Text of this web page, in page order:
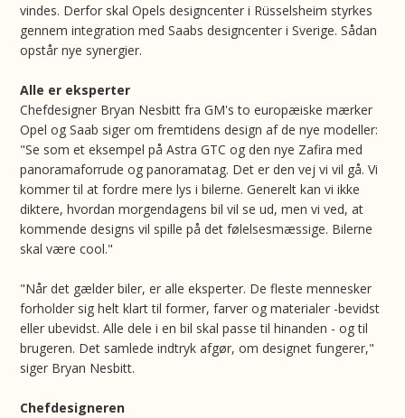
vindes. Derfor skal Opels designcenter i Rüsselsheim styrkes
gennem integration med Saabs designcenter i Sverige. Sådan
opstår nye synergier.
Alle er eksperter
Chefdesigner Bryan Nesbitt fra GM's to europæiske mærker
Opel og Saab siger om fremtidens design af de nye modeller:
"Se som et eksempel på Astra GTC og den nye Zafira med
panoramaforrude og panoramatag. Det er den vej vi vil gå. Vi
kommer til at fordre mere lys i bilerne. Generelt kan vi ikke
diktere, hvordan morgendagens bil vil se ud, men vi ved, at
kommende designs vil spille på det følelsesmæssige. Bilerne
skal være cool."
"Når det gælder biler, er alle eksperter. De fleste mennesker
forholder sig helt klart til former, farver og materialer -bevidst
eller ubevidst. Alle dele i en bil skal passe til hinanden - og til
brugeren. Det samlede indtryk afgør, om designet fungerer,"
siger Bryan Nesbitt.
Chefdesigneren